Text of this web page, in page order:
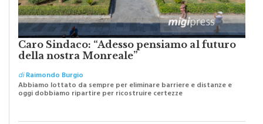
Caro Sindaco: “Adesso pensiamo al futuro
della nostra Monreale”
diRaimondo Burgio
Abbiamo lottato da sempre per eliminare barriere e distanze e
oggi dobbiamo ripartire per ricostruire certezze